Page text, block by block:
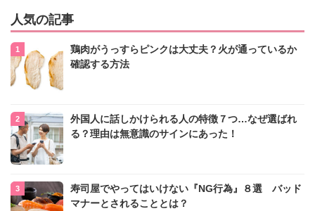
人気の記事
鶏肉がうっすらピンクは大丈夫？火が通っているか
確認する方法
外国人に話しかけられる人の特徴７つ…なぜ選ばれ
る？理由は無意識のサインにあった！
寿司屋でやってはいけない『NG行為』８選 バッド
マナーとされることとは？